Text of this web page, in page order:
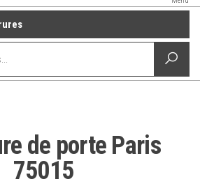
de porte Paris
75015